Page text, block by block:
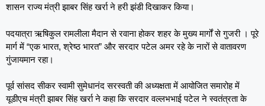
शासन राज्य मंत्री झाबर सिंह खर्रा ने हरी झंडी दिखाकर किया।
पदयात्रा ऋषिकुल रामलीला मैदान से रवाना होकर शहर के मुख्य मार्गों से गुजरी । पूरे
मार्ग में “एक भारत, श्रेष्ठ भारत” और सरदार पटेल अमर रहे के नारों से वातावरण
गुंजायमान रहा।
पूर्व सांसद सीकर स्वामी सुमेधानंद सरस्वती की अध्यक्षता में आयोजित समारोह में
यूडीएच मंत्री झाबर सिंह खर्रा ने कहा कि सरदार वल्लभभाई पटेल ने स्वतंत्रता के